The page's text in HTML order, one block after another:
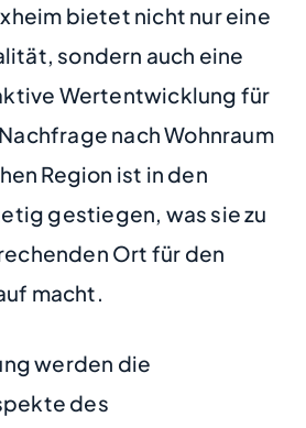
bietet nicht nur eine
sondern auch eine
Wertentwicklung für
nach Wohnraum
Region ist in den
gestiegen, was sie zu
Ort für den
macht.
werden die
des